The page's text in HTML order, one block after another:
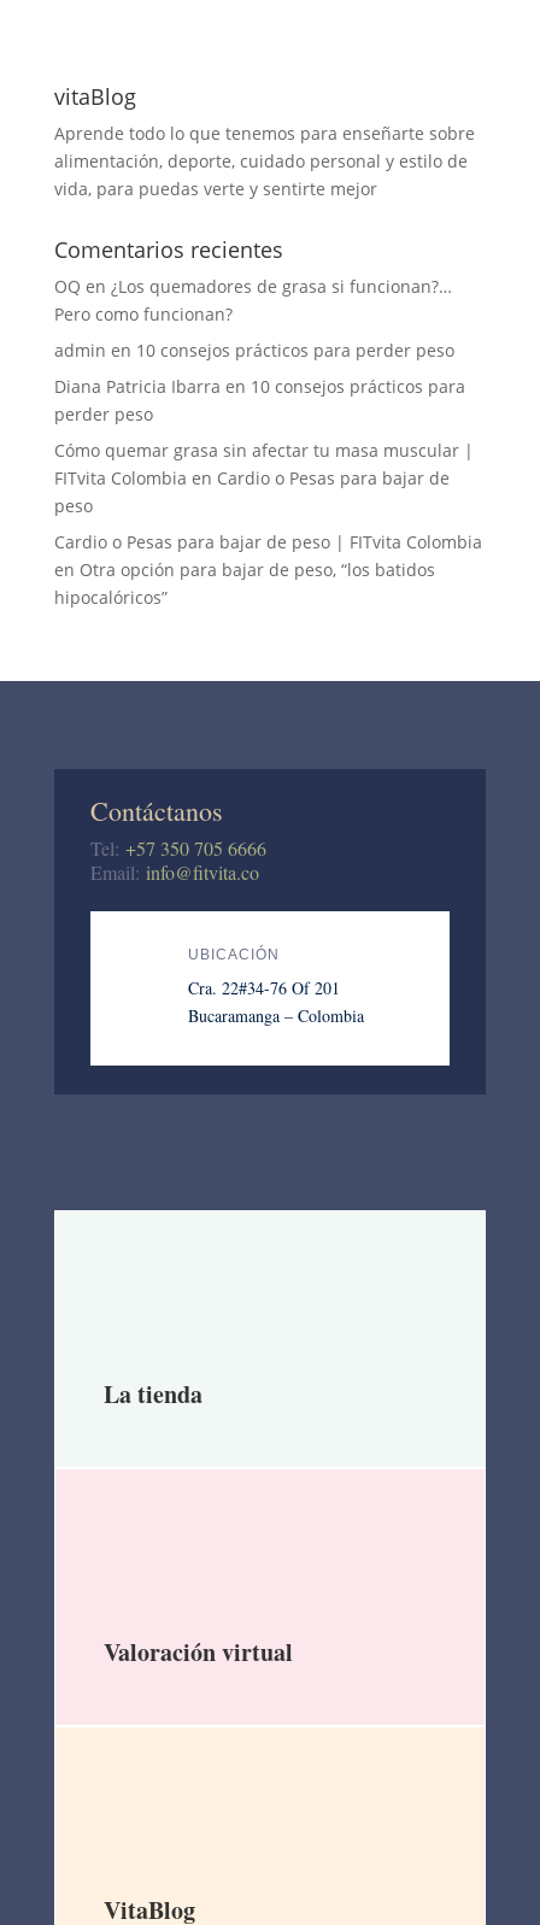
vitaBlog
Aprende todo lo que tenemos para enseñarte sobre
alimentación, deporte, cuidado personal y estilo de
vida, para puedas verte y sentirte mejor
Comentarios recientes
OQ en ¿Los quemadores de grasa si funcionan?…
Pero como funcionan?
admin en 10 consejos prácticos para perder peso
Diana Patricia Ibarra en 10 consejos prácticos para
perder peso
Cómo quemar grasa sin afectar tu masa muscular |
FITvita Colombia en Cardio o Pesas para bajar de
peso
Cardio o Pesas para bajar de peso | FITvita Colombia
en Otra opción para bajar de peso, “los batidos
hipocalóricos”
Contáctanos
Tel: +57 350 705 6666
Email: info@fitvita.co
UBICACIÓN
Cra. 22#34-76 Of 201
Bucaramanga – Colombia
La tienda
Valoración virtual
VitaBlog